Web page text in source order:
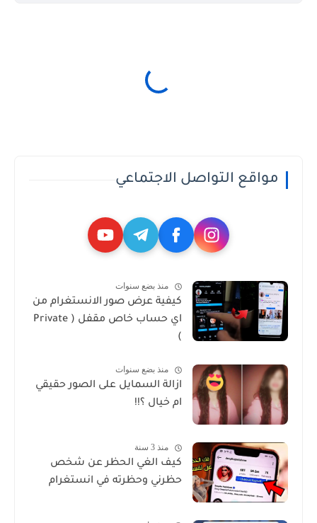
مواقع التواصل الاجتماعي
منذ بضع سنوات
كيفية عرض صور الانستغرام من
اي حساب خاص مقفل ( Private
)
منذ بضع سنوات
ازالة السمايل على الصور حقيقي
ام خيال ؟!!
منذ 3 سنة
كيف الغي الحظر عن شخص
حظرني وحظرته في انستغرام